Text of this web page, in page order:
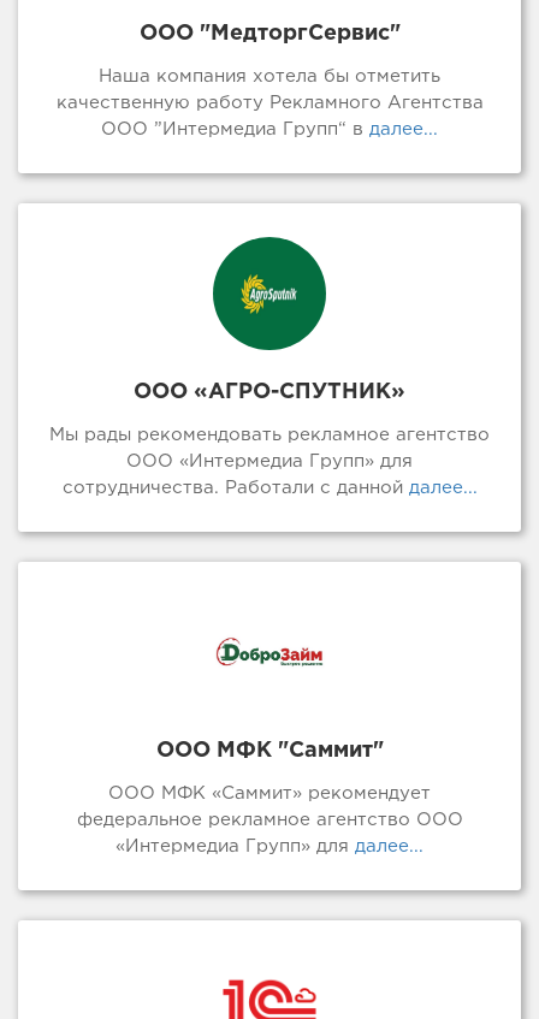
ООО "МедторгСервис"
Наша компания хотела бы отметить
качественную работу Рекламного Агентства
ООО ”Интермедиа Групп“ в далее...
ООО «АГРО-СПУТНИК»
Мы рады рекомендовать рекламное агентство
ООО «Интермедиа Групп» для
сотрудничества. Работали с даннойдалее...
ООО МФК "Саммит"
ООО МФК «Саммит» рекомендует
федеральное рекламное агентство ООО
«Интермедиа Групп» для далее...